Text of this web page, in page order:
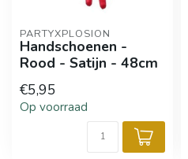
PARTYXPLOSION
Handschoenen -
Rood - Satijn - 48cm
€5,95
Op voorraad